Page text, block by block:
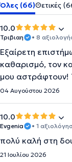
Όλες (66)Θετικές
10.0
Τριβιαη • 8
Εξαίρετη
καθαρισμό, τον
μου αστράφτουν!
04 Αυγούστου 2026
10.0
Evgenia • 1
πολύ καλή στη
21 Ιουλίου 2026